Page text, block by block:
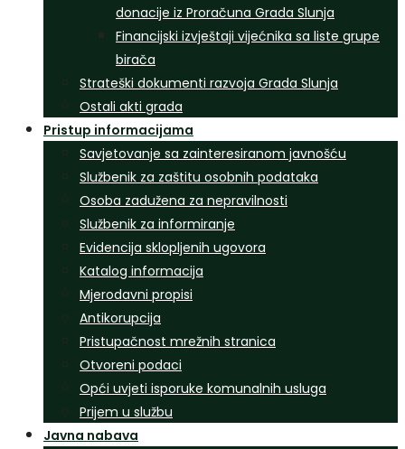
donacije iz Proračuna Grada Slunja
Financijski izvještaji vijećnika sa liste grupe
birača
Strateški dokumenti razvoja Grada Slunja
Ostali akti grada
Pristup informacijama
Savjetovanje sa zainteresiranom javnošću
Službenik za zaštitu osobnih podataka
Osoba zadužena za nepravilnosti
Službenik za informiranje
Evidencija sklopljenih ugovora
Katalog informacija
Mjerodavni propisi
Antikorupcija
Pristupačnost mrežnih stranica
Otvoreni podaci
Opći uvjeti isporuke komunalnih usluga
Prijem u službu
Javna nabava